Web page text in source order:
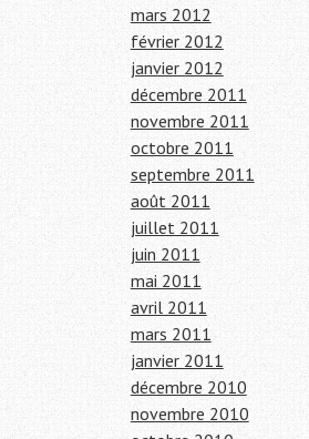
mars 2012
février 2012
janvier 2012
décembre 2011
novembre 2011
octobre 2011
septembre 2011
août 2011
juillet 2011
juin 2011
mai 2011
avril 2011
mars 2011
janvier 2011
décembre 2010
novembre 2010